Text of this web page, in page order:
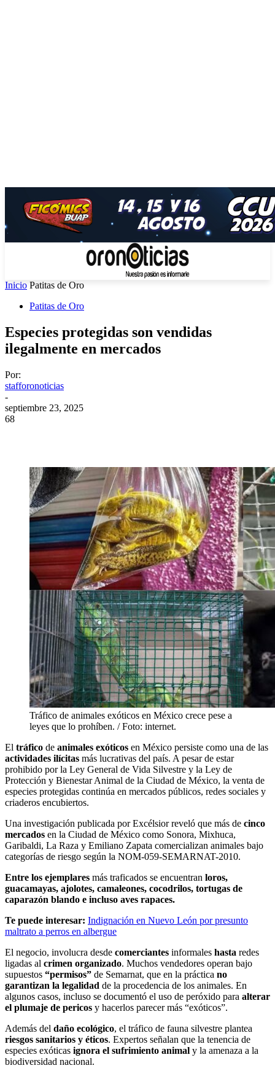
Inicio Patitas de Oro
Patitas de Oro
Especies protegidas son vendidas
ilegalmente en mercados
Por:
stafforonoticias
-
septiembre 23, 2025
68
Tráfico de animales exóticos en México crece pese a
leyes que lo prohíben. / Foto: internet.
El tráfico de animales exóticos en México persiste como una de las
actividades ilícitas más lucrativas del país. A pesar de estar
prohibido por la Ley General de Vida Silvestre y la Ley de
Protección y Bienestar Animal de la Ciudad de México, la venta de
especies protegidas continúa en mercados públicos, redes sociales y
criaderos encubiertos.
Una investigación publicada por Excélsior reveló que más de cinco
mercados en la Ciudad de México como Sonora, Mixhuca,
Garibaldi, La Raza y Emiliano Zapata comercializan animales bajo
categorías de riesgo según la NOM-059-SEMARNAT-2010.
Entre los ejemplares más traficados se encuentran loros,
guacamayas, ajolotes, camaleones, cocodrilos, tortugas de
caparazón blando e incluso aves rapaces.
Te puede interesar: Indignación en Nuevo León por presunto
maltrato a perros en albergue
El negocio, involucra desde comerciantes informales hasta redes
ligadas al crimen organizado. Muchos vendedores operan bajo
supuestos “permisos” de Semarnat, que en la práctica no
garantizan la legalidad de la procedencia de los animales. En
algunos casos, incluso se documentó el uso de peróxido para alterar
el plumaje de pericos y hacerlos parecer más “exóticos”.
Además del daño ecológico, el tráfico de fauna silvestre plantea
riesgos sanitarios y éticos. Expertos señalan que la tenencia de
especies exóticas ignora el sufrimiento animal y la amenaza a la
biodiversidad nacional.